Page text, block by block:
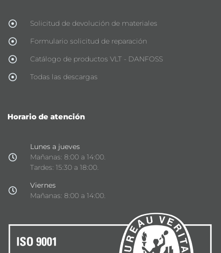
Solicitud de devolución de materiales
Formulario solicitud de reparación
Catálogo de productos VLT - DANFOSS
Todas las descargas
Horario de atención
Lunes a jueves
Mañanas: 8:00 a 14:00.
Tardes: 15:30 a 18:00.
Viernes
Mañanas: 8:00 a 14:00.